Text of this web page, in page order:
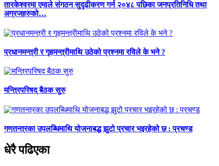
तारकेश्वरमा एमाले संगठन सुदृढीकरण गर्न २०४८ पछिका जनप्रतिनिधि तथा
अग्रजहरुको…
प्रधानमन्त्री र गृहमन्त्रीमाथि उठेको प्रश्नमा रविले के भने ?
मन्त्रिपरिषद् बैठक सुरु
गणतन्त्रका उपलब्धिमाथि योजनाबद्ध झुटो प्रचार भइरहेको छ : प्रचण्ड
धेरै पढिएका